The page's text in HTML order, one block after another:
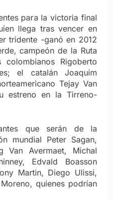
para la victoria final
llega tras vencer en
tridente -ganó en 2012
campeón de la Ruta
Rigoberto
el catalán Joaquim
Tejay Van
estreno en la Tirreno-
que serán de la
mundial Peter Sagan,
Van Avermaet, Michal
Edvald Boasson
Martin, Diego Ulissi,
quienes podrían